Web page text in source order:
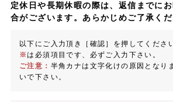
定休日や長期休暇の際は、返信までに
合がございます。あらかじめご了承くだ
以下にご入力頂き［確認］を押してくださ
※は必須項目です、必ずご入力下さい。
ご注意： 半角カナは文字化けの原因となり
いで下さい。